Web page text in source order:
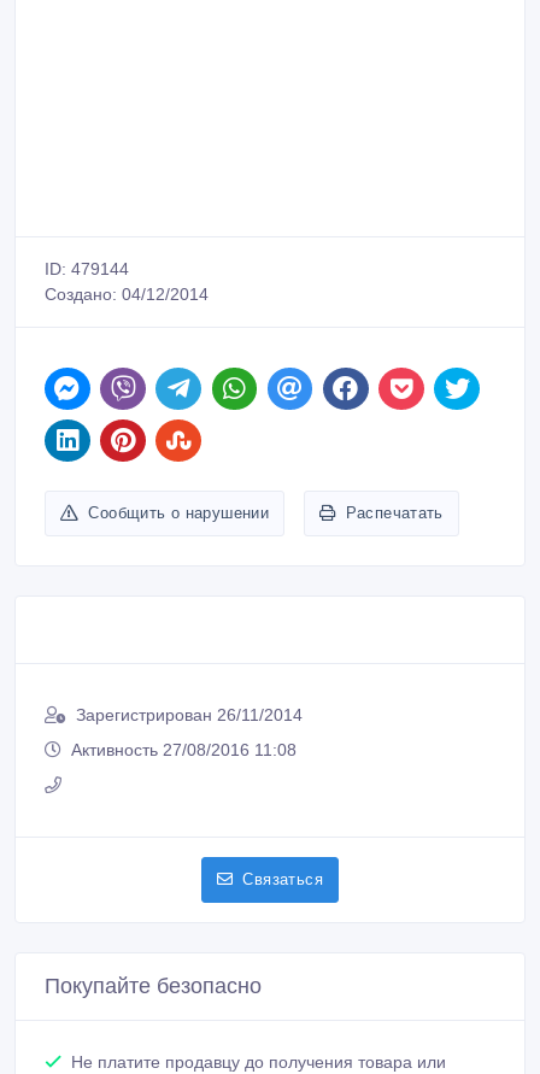
ID: 479144
Создано: 04/12/2014
Сообщить о нарушении Распечатать
Зарегистрирован 26/11/2014
Активность 27/08/2016 11:08
Связаться
Покупайте безопасно
Не платите продавцу до получения товара или